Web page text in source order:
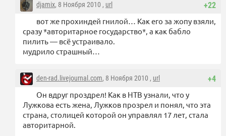
+22
djamix, 8 Ноября 2010 , url
вот же прохиндей гнилой… Как его за жопу взяли,
сразу *авторитарное государство*, а как бабло
пилить — всё устраивало.
мудрило страшный…
+4
den-rad.livejournal.com, 8 Ноября 2010 , url
Он вдруг проздрел! Как в НТВ узнали, что у
Лужкова есть жена, Лужков прозрел и понял, что эта
страна, столицей которой он управлял 17 лет, стала
авторитарной.